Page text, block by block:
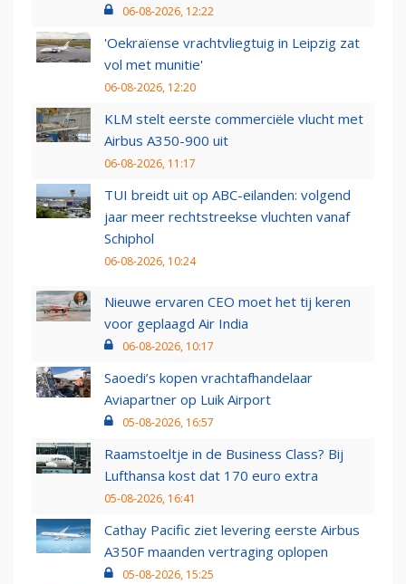
06-08-2026, 12:22
'Oekraïense vrachtvliegtuig in Leipzig zat
vol met munitie'
06-08-2026, 12:20
KLM stelt eerste commerciële vlucht met
Airbus A350-900 uit
06-08-2026, 11:17
TUI breidt uit op ABC-eilanden: volgend
jaar meer rechtstreekse vluchten vanaf
Schiphol
06-08-2026, 10:24
Nieuwe ervaren CEO moet het tij keren
voor geplaagd Air India
06-08-2026, 10:17
Saoedi’s kopen vrachtafhandelaar
Aviapartner op Luik Airport
05-08-2026, 16:57
Raamstoeltje in de Business Class? Bij
Lufthansa kost dat 170 euro extra
05-08-2026, 16:41
Cathay Pacific ziet levering eerste Airbus
A350F maanden vertraging oplopen
05-08-2026, 15:25